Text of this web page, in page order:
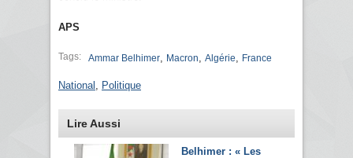
APS
Tags: Ammar Belhimer Macron Algérie France
National Politique
Lire Aussi
Belhimer : « Les